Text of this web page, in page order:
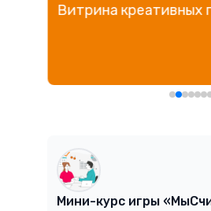
Витрина креативных
Мини-курс игры